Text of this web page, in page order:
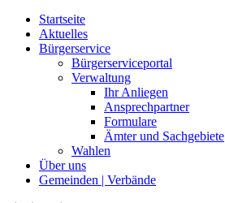
Startseite
Aktuelles
Bürgerservice
Bürgerserviceportal
Verwaltung
Ihr Anliegen
Ansprechpartner
Formulare
Ämter und Sachgebiete
Wahlen
Über uns
Gemeinden | Verbände